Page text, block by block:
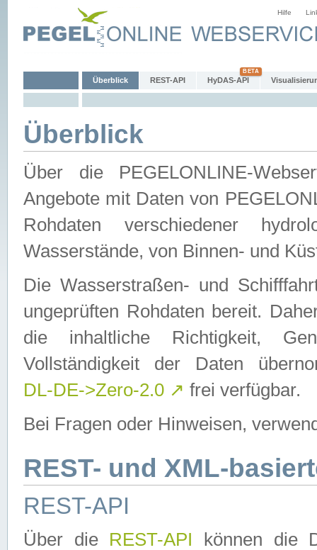
Hilfe
Überblick REST-API HyDAS-API
Überblick
Über die PEGELONLINE-
Angebote mit Daten von
Rohdaten verschiedener
Wasserstände, von Binnen- und
Die Wasserstraßen- und
ungeprüften Rohdaten bereit.
die inhaltliche Richtigkeit,
Vollständigkeit der Daten
DL-DE->Zero-2.0 ↗ frei verfügbar.
Bei Fragen oder Hinweisen,
REST- und XML-
REST-API
Über die REST-API können die